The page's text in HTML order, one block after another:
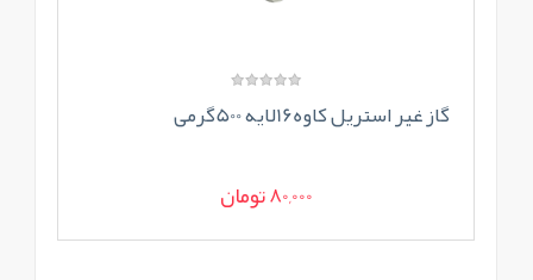
گاز غیر استریل کاوه16لایه 500گرمی
80,000 تومان